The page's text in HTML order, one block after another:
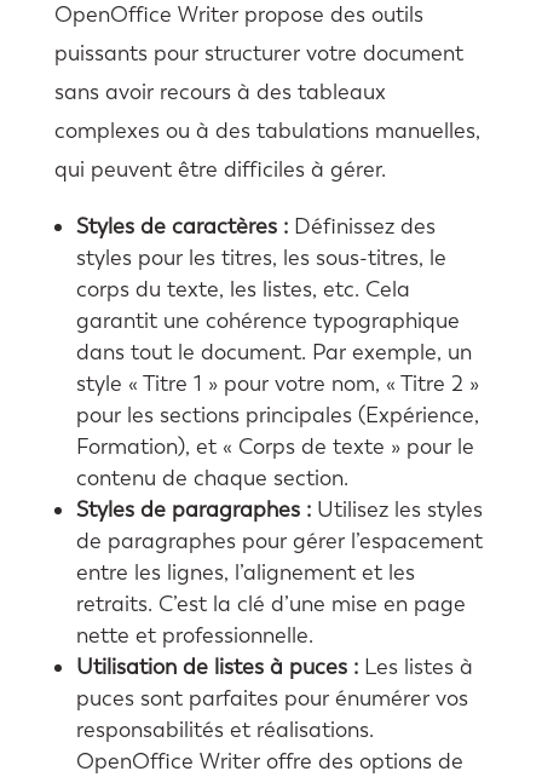
OpenOffice Writer propose des outils
puissants pour structurer votre document
sans avoir recours à des tableaux
complexes ou à des tabulations manuelles,
qui peuvent être difficiles à gérer.
Styles de caractères :Définissez des
styles pour les titres, les sous-titres, le
corps du texte, les listes, etc. Cela
garantit une cohérence typographique
dans tout le document. Par exemple, un
style « Titre 1 » pour votre nom, « Titre 2 »
pour les sections principales (Expérience,
Formation), et « Corps de texte » pour le
contenu de chaque section.
Styles de paragraphes :Utilisez les styles
de paragraphes pour gérer l’espacement
entre les lignes, l’alignement et les
retraits. C’est la clé d’une mise en page
nette et professionnelle.
Utilisation de listes à puces :Les listes à
puces sont parfaites pour énumérer vos
responsabilités et réalisations.
OpenOffice Writer offre des options de